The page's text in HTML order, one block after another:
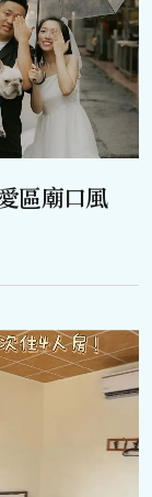
區廟口風